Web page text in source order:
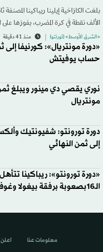
بلغت الكازاخية إيلينا ريباكينا المصنفة
الألف نقطة في كرة المضرب، بفوزها على
«الشرق الأوسط» (تورنتو) منذ 41 دقيقة
«دورة مونتريال»: كورنيفا إلى
حساب يوفيتش
نوري يقصي دي مينور ويبلغ
مونتريال
دورة تورونتو: شفيونتيك
إلى ثمن النهائي
«دورة تورونتو»: ريباكينا
الـ16بصعوبة برفقة بيغولا وغوف وآندرييفا
معلومات عنا